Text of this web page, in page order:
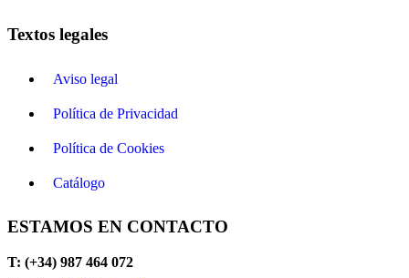
Textos legales
Aviso legal
Política de Privacidad
Política de Cookies
Catálogo
ESTAMOS EN CONTACTO
T: (+34) 987 464 072